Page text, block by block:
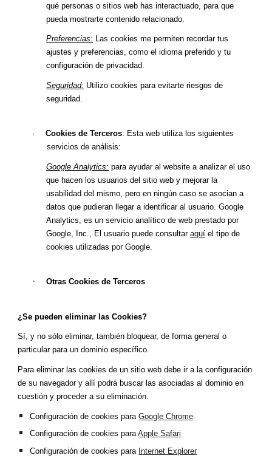
qué personas o sitios web has interactuado, para que
pueda mostrarte contenido relacionado.
Preferencias: Las cookies me permiten recordar tus
ajustes y preferencias, como el idioma preferido y tu
configuración de privacidad.
Seguridad: Utilizo cookies para evitarte riesgos de
seguridad.
· Cookies de Terceros: Esta web utiliza los siguientes
servicios de análisis:
Google Analytics: para ayudar al website a analizar el uso
que hacen los usuarios del sitio web y mejorar la
usabilidad del mismo, pero en ningún caso se asocian a
datos que pudieran llegar a identificar al usuario. Google
Analytics, es un servicio analítico de web prestado por
Google, Inc., El usuario puede consultar aquí el tipo de
cookies utilizadas por Google.
· Otras Cookies de Terceros
¿Se pueden eliminar las Cookies?
Sí, y no sólo eliminar, también bloquear, de forma general o
particular para un dominio específico.
Para eliminar las cookies de un sitio web debe ir a la configuración
de su navegador y allí podrá buscar las asociadas al dominio en
cuestión y proceder a su eliminación.
Configuración de cookies para Google Chrome
Configuración de cookies para Apple Safari
Configuración de cookies para Internet Explorer